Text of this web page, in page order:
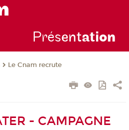
Présentation
Le Cnam recrute
- CAMPAGNE